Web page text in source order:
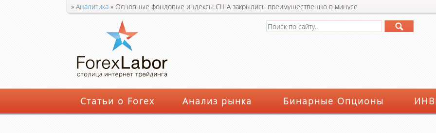
» Аналитика » Основные фондовые индексы США закрылись преимущественно в минусе
Статьи о Forex Анализ рынка Бинарные Опционы